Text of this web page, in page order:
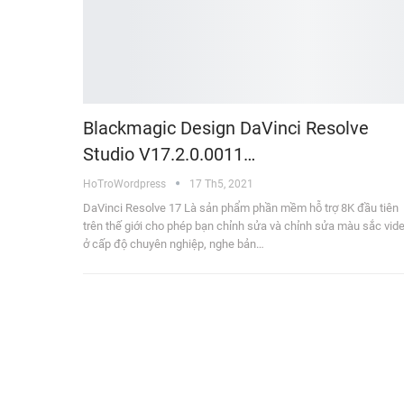
Blackmagic Design DaVinci Resolve
Studio V17.2.0.0011…
HoTroWordpress 17 Th5, 2021
DaVinci Resolve 17 Là sản phẩm phần mềm hỗ trợ 8K đầu tiên
trên thế giới cho phép bạn chỉnh sửa và chỉnh sửa màu sắc
ở cấp độ chuyên nghiệp, nghe bản…